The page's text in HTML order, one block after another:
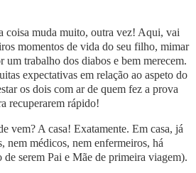
coisa muda muito, outra vez! Aqui, vai
momentos de vida do seu filho, mimar
um trabalho dos diabos e bem merecem.
expectativas em relação ao aspeto do
os dois com ar de quem fez a prova
recuperarem rápido!
vem? A casa! Exatamente. Em casa, já
nem médicos, nem enfermeiros, há
de serem Pai e Mãe de primeira viagem).